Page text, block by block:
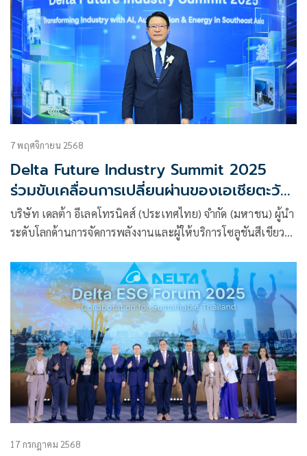
7 พฤศจิกายน 2568
Delta Future Industry Summit 2025
ร่วมขับเคลื่อนการเปลี่ยนผ่านของเอเชียตะวัน
ออกเฉียงใต้ด้วยนวัตกรรม Green AI การ
ผลิตอัจฉริยะ และพลังงานที่ยั่งยืน
บริษัท เดลต้า อีเลคโทรนิคส์ (ประเทศไทย) จำกัด (มหาชน) ผู้นำ
ระดับโลกด้านการจัดการพลังงานและผู้ให้บริการโซลูชันสีเขียว
ประชุมสุดยอดอุตสาหกรรมแห่งอนาคต หรือ Delta Future
Industry Summit 2025 ภายใต้ธีม “พลิกโฉมอุตสาหกรรมสู่
อนาคตด้วย AI ระบบอัตโนมัติ และพลังงาน แห่งภูมิภาคเอเชีย
ตะวันออกเฉียงใต้”
17 กรกฎาคม 2568